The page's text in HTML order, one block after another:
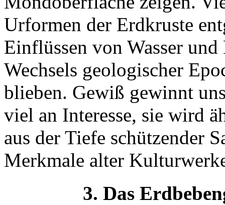
Urformen der Erdkruste
Einflüssen von Wasser
Wechsels geologischer
blieben. Gewiß gewinnt
viel an Interesse, sie wird
aus der Tiefe schützender
Merkmale alter
3. Das